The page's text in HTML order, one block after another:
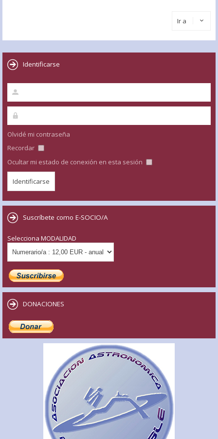
Ir a
Identificarse
Olvidé mi contraseña
Recordar
Ocultar mi estado de conexión en esta sesión
Suscríbete como E-SOCIO/A
Selecciona MODALIDAD
DONACIONES